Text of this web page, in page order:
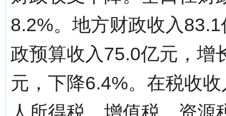
8.2%。地方财政收入
政预算收入75.0亿元，增
元，下降6.4%。在税收